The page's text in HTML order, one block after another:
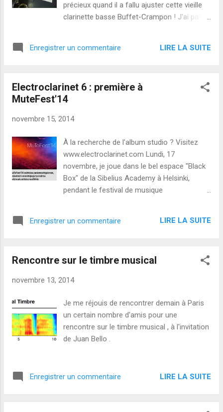
précieux quand il a fallu ajuster cette vieille
clarinette basse Buffet-Crampon ! J'ai passé
artistes. Je donnerai plus d'informations à
Electroclarinet 6, pour clarinette basse & "live
electronics" , ce vendredi 28 novembre, à
Enregistrer un commentaire LIRE LA SUITE
Electroclarinet 6 : première à
MuteFest'14
novembre 15, 2014
À la recherche de l'album studio ? Visitez
www.electroclarinet.com Lundi, 17
novembre, je joue dans le bel espace "Black
Box" de la Sibelius Academy à Helsinki,
pendant le festival de musique
. Je suis impatient de rencontrer la
Girard-Charest, qui joue également lundi .
Electroclarinet 6 , pour clarinette basse et
également. Tentative de notes de
programme : Electroclarinet 5 est une
composition pour clarinette & électronique
Trois pièces pour clarinette solo et Piano-
Enregistrer un commentaire LIRE LA SUITE
Rencontre sur le timbre musical
novembre 13, 2014
Je me réjouis de rencontrer demain à Paris
un certain nombre d'amis pour une
rencontre sur le timbre musical , à l'invitation
de Juan Bello .
Enregistrer un commentaire LIRE LA SUITE